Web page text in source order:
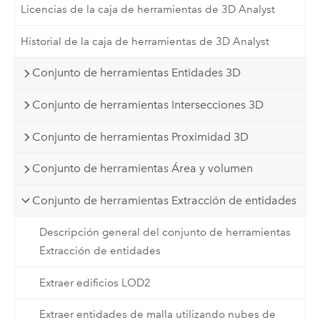
Licencias de la caja de herramientas de 3D Analyst
Historial de la caja de herramientas de 3D Analyst
Conjunto de herramientas Entidades 3D
Conjunto de herramientas Intersecciones 3D
Conjunto de herramientas Proximidad 3D
Conjunto de herramientas Área y volumen
Conjunto de herramientas Extracción de entidades
Descripción general del conjunto de herramientas
Extracción de entidades
Extraer edificios LOD2
Extraer entidades de malla utilizando nubes de